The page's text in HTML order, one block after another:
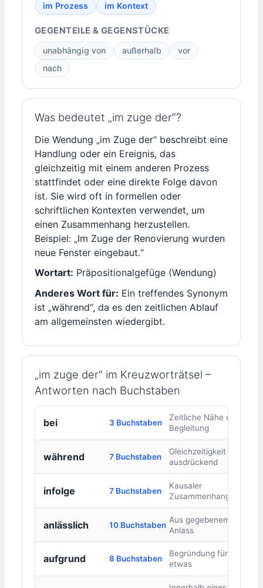
im Prozess
im Kontext
GEGENTEILE & GEGENSTÜCKE
unabhängig von außerhalb
vor
nach
Was bedeutet „im zuge der“?
Die Wendung „im Zuge der“ beschreibt eine
Handlung oder ein Ereignis, das
gleichzeitig mit einem anderen Prozess
stattfindet oder eine direkte Folge davon
ist. Sie wird oft in formellen oder
schriftlichen Kontexten verwendet, um
einen Zusammenhang herzustellen.
Beispiel: „Im Zuge der Renovierung wurden
neue Fenster eingebaut.“
Wortart: Präpositionalgefüge (Wendung)
Anderes Wort für: Ein treffendes Synonym
ist „während“, da es den zeitlichen Ablauf
am allgemeinsten wiedergibt.
„im zuge der“ im Kreuzworträtsel –
Antworten nach Buchstaben
bei 3 Buchstaben
Zeitliche Nähe oder
Begleitung
während 7 Buchstaben
Gleichzeitigkeit
ausdrückend
infolge 7 Buchstaben
Kausaler
Zusammenhang
anlässlich 10 Buchstaben
Aus gegebenem
Anlass
aufgrund 8 Buchstaben
Begründung für
etwas